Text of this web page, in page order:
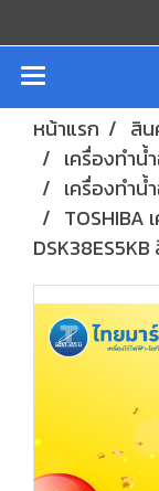
หน้าแรก
สิ
เครื่องทำน้
เครื่องทำน้
TOSHIBA
DSK38ES5KB